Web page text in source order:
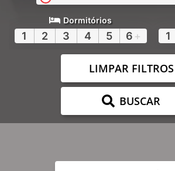
Dormitórios
1 2 3 4 5 6 + 1
LIMPAR FILTROS
BUSCAR